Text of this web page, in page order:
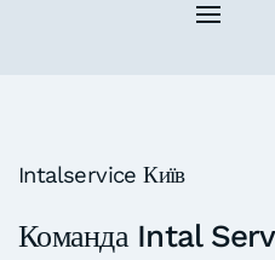
Intalservice Київ
Команда Intal